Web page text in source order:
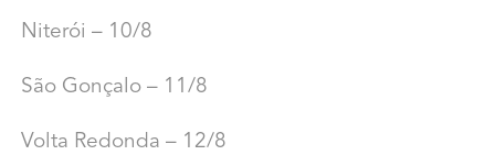
Niterói – 10/8
São Gonçalo – 11/8
Volta Redonda – 12/8